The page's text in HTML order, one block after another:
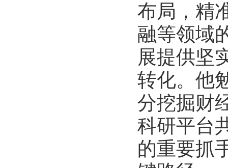
布局，精
融等领域
展提供坚
转化。他
分挖掘财
科研平台
的重要抓